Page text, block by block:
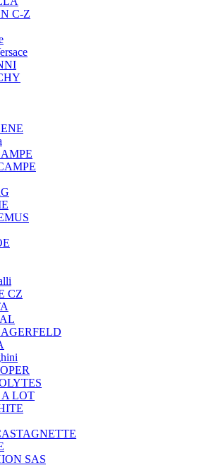
C-Z
CZ
LOT
SAS